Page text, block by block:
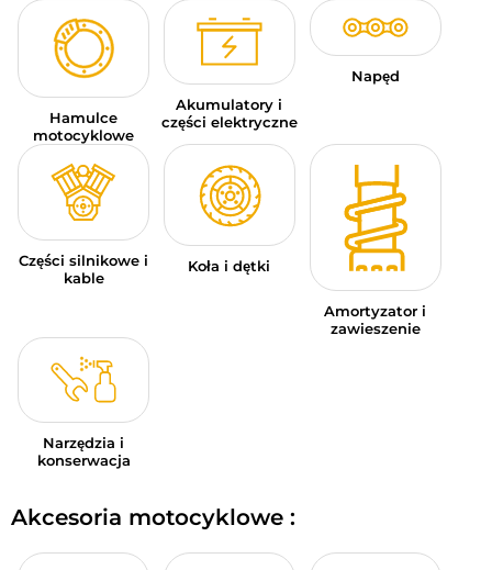
MARKI
PORADY
SKONTAKTUJ SIĘ Z NAMI
Hamulce
motocyklowe
Akumulatory i
części elektryczne
Napęd
Części silnikowe i
kable
Koła i dętki
Amortyzator i
zawieszenie
Narzędzia i
konserwacja
Akcesoria motocyklowe :